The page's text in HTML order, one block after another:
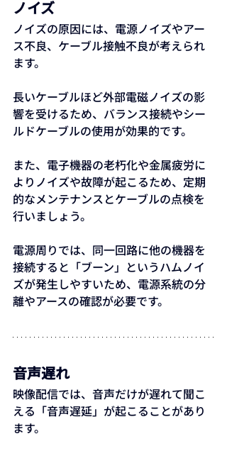
ノイズ
ノイズの原因には、電源ノイズやアー
ス不良、ケーブル接触不良が考えられ
ます。
長いケーブルほど外部電磁ノイズの影
響を受けるため、バランス接続やシー
ルドケーブルの使用が効果的です。
また、電子機器の老朽化や金属疲労に
よりノイズや故障が起こるため、定期
的なメンテナンスとケーブルの点検を
行いましょう。
電源周りでは、同一回路に他の機器を
接続すると「ブーン」というハムノイ
ズが発生しやすいため、電源系統の分
離やアースの確認が必要です。
音声遅れ
映像配信では、音声だけが遅れて聞こ
える「音声遅延」が起こることがあり
ます。